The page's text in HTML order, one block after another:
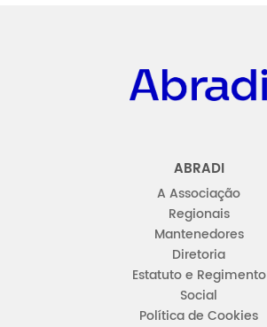
ABRADI
A Associação
Regionais
Mantenedores
Diretoria
Estatuto e Regimento
Social
Política de Cookies